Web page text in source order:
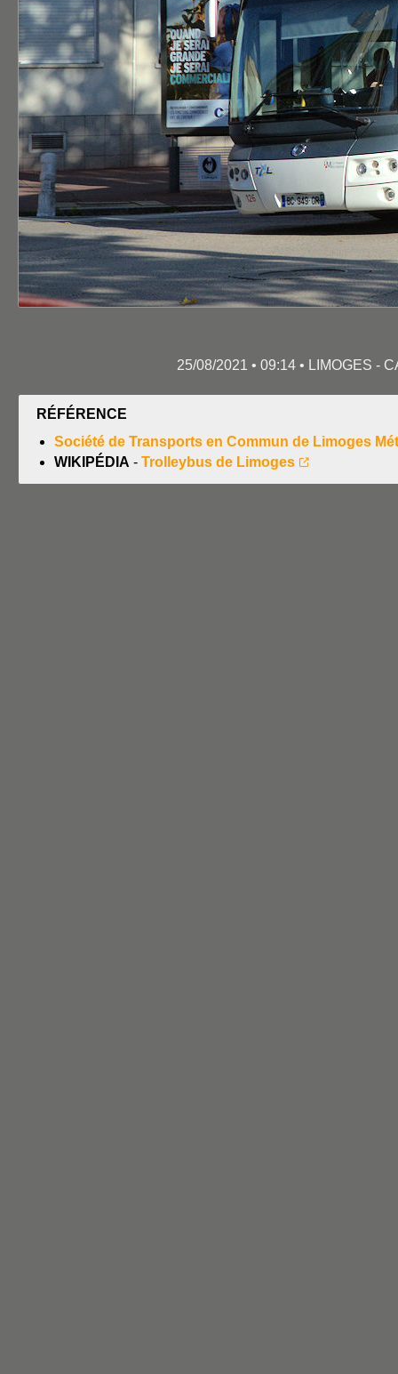
25/08/2021 • 09:14 • LIMOGES -
RÉFÉRENCE
Société de Transports en Commun de Limoges
WIKIPÉDIA - Trolleybus de Limoges